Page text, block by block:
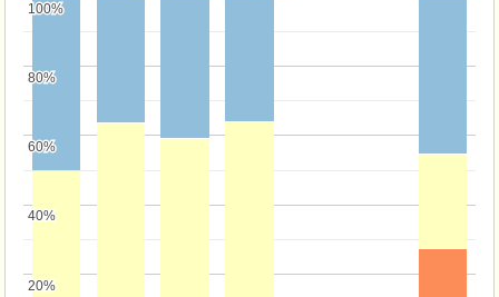
20%
20%
40%
40%
60%
60%
80%
80%
100%
100%